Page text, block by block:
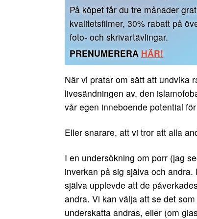
På köpet får du tre månader
kvalitetsfilmer, 30% rabatt på
foto- och skrivartävlingar.
PRENUMERERA HÄR!
När vi pratar om sätt att undvika
livesändningen av, den
vår egen inneboende potential
Eller snarare, att vi tror att alla
I en undersökning om porr (jag
inverkan på sig själva och
själva upplevde att de
andra. Vi kan välja att se det
underskatta andras, eller (om